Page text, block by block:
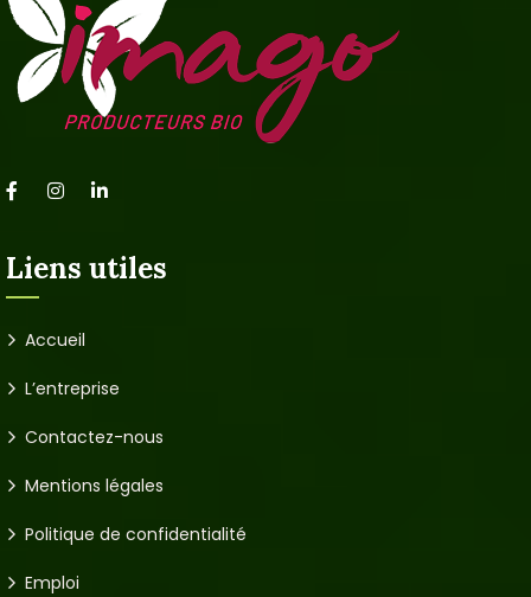
Liens utiles
Accueil
L’entreprise
Contactez-nous
Mentions légales
Politique de confidentialité
Emploi